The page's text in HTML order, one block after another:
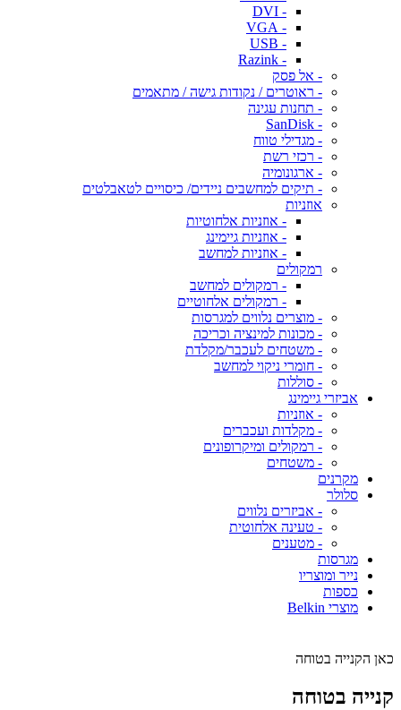
- DVI
- VGA
- USB
- Razink
- אל פסק
- ראוטרים / נקודות גישה / מתאמים
- תחנות עגינה
- SanDisk
- מגדילי טווח
- רכזי רשת
- ארגונומיה
- תיקים למחשבים ניידים/ כיסויים לטאבלטים
אוזניות
- אוזניות אלחוטיות
- אוזניות גיימינג
- אוזניות למחשב
רמקולים
- רמקולים למחשב
- רמקולים אלחוטיים
- מוצרים נלווים למגרסות
- מכונות למינציה וכריכה
- משטחים לעכבר/מקלדת
- חומרי ניקוי למחשב
- סוללות
אביזרי גיימינג
- אוזניות
- מקלדות ועכברים
- רמקולים ומיקרופונים
- משטחים
מקרנים
סלולר
- אביזרים נלווים
- טעינה אלחוטית
- מטענים
מגרסות
נייר ומוצריו
כספות
מוצרי Belkin
כאן הקנייה בטוחה
קנייה בטוחה